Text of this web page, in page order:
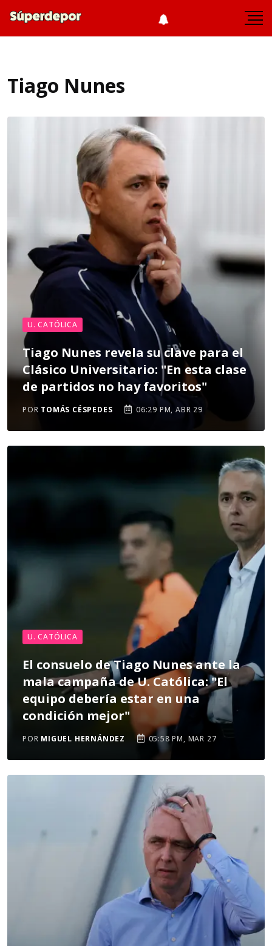
Tiago Nunes
U. CATÓLICA
Tiago Nunes revela su clave para el
Clásico Universitario: "En esta clase
de partidos no hay favoritos"
POR TOMÁS CÉSPEDES 06:29 PM, ABR 29
U. CATÓLICA
El consuelo de Tiago Nunes ante la
mala campaña de U. Católica: "El
equipo debería estar en una
condición mejor"
POR MIGUEL HERNÁNDEZ 05:58 PM, MAR 27